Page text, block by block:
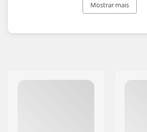
a procurar a perfeição e maximizar
Esqui. Com esta experiência
Mostrar mais